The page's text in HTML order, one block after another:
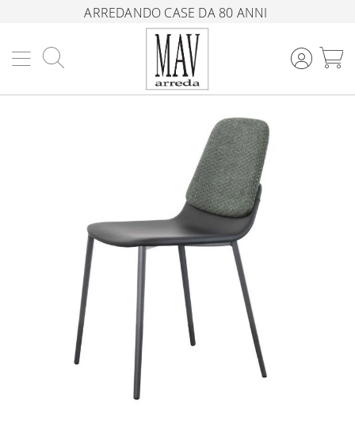
ARREDANDO CASE DA 80 ANNI